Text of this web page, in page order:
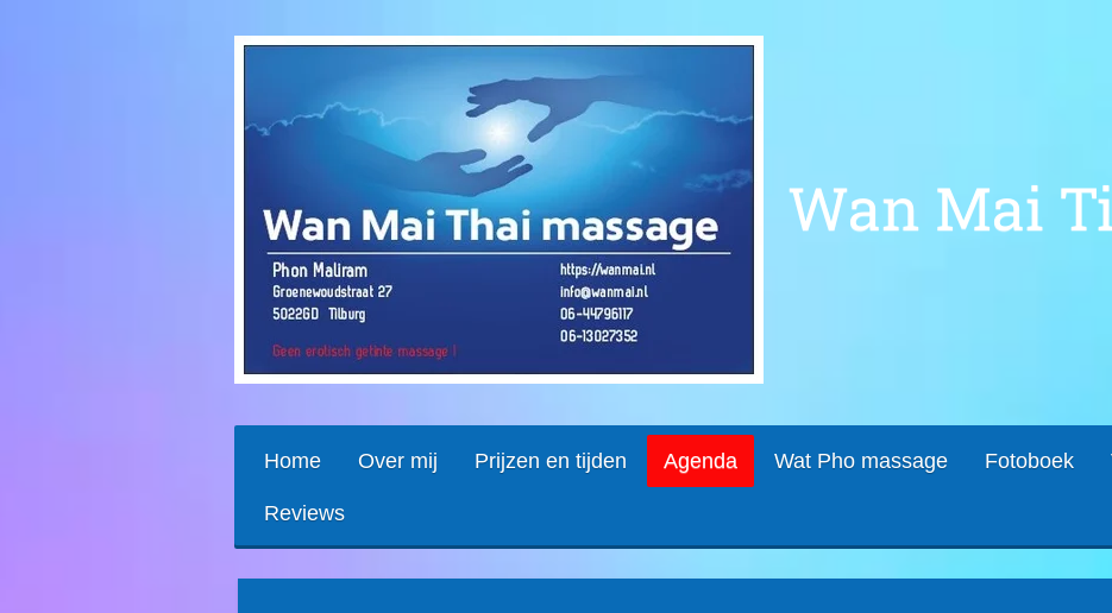
Wan Mai
Home Over mij Prijzen en tijden Agenda Wat Pho massage Fotoboek
Reviews